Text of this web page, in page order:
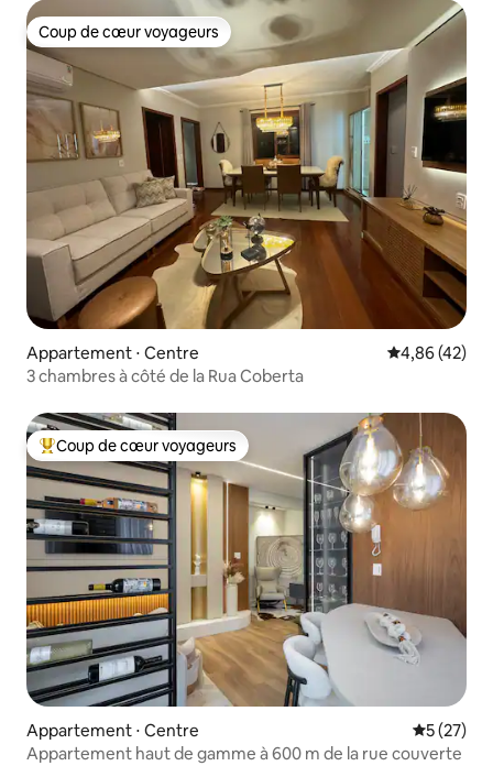
Coup de cœur voyageurs
Coup de cœur voyageurs
Appartement ⋅ Centre Évaluation
4,86 (42)
3 chambres à côté de la Rua Coberta
Coups de cœur voyageurs les plus appréciés
Coup de cœur voyageurs
Appartement ⋅ Centre
5 (27)
Appartement haut de gamme à 600 m de la rue couverte